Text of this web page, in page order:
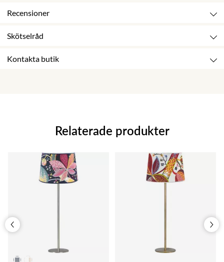
Recensioner
Skötselråd
Kontakta butik
Relaterade produkter